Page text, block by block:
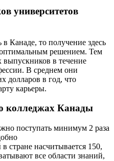
университетов
Канаде, то получение здесь
оптимальным решением. Тем
выпускников в течение
В среднем они
долларов в год, что
карьеры.
колледжах Канады
поступать минимум 2 раза
стране насчитывается 150,
все области знаний,